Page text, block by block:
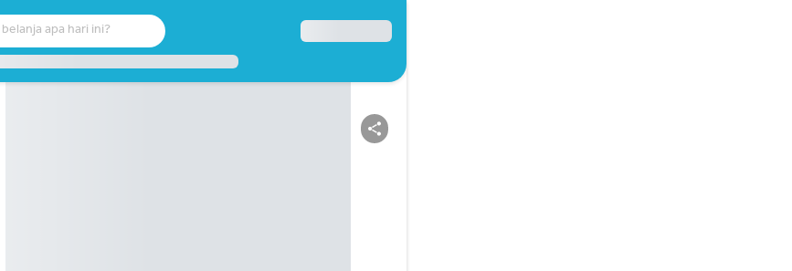
belanja apa hari ini?